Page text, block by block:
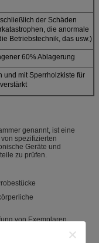
der Schäden
die anormale
Betriebstechnik, das usw.)
60% Ablagerung
und mit Sperrholzkiste für
genannt, ist eine
spezifizierten
Geräte und
zu prüfen.
von Exemplaren